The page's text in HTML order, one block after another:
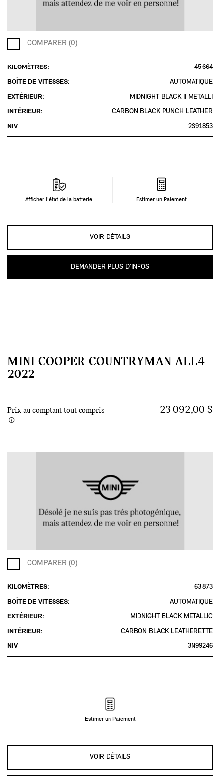
COMPARER (0)
KILOMÈTRES:
BOÎTE DE VITESSES:
EXTÉRIEUR:
INTÉRIEUR:
NIV
45 664
AUTOMATIQUE
MIDNIGHT BLACK II METALLI
CARBON BLACK PUNCH LEATHER
2S91853
Afficher l'état de la batterie Estimer un Paiement
VOIR DÉTAILS
DEMANDER PLUS D’INFOS
MINI COOPER COUNTRYMAN ALL4
2022
Prix au comptant tout compris 23 092,00 $
COMPARER (0)
KILOMÈTRES:
BOÎTE DE VITESSES:
EXTÉRIEUR:
INTÉRIEUR:
NIV
63 873
AUTOMATIQUE
MIDNIGHT BLACK METALLIC
CARBON BLACK LEATHERETTE
3N99246
Estimer un Paiement
VOIR DÉTAILS